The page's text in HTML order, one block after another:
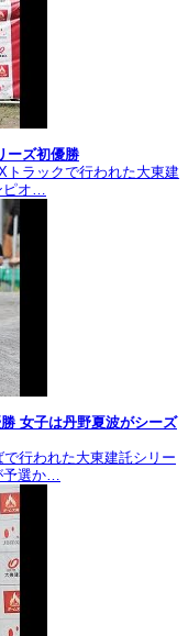
ーズ初優勝
トラックで行われた大東建
オ…
女子は丹野夏波がシーズ
行われた大東建託シリー
選か…